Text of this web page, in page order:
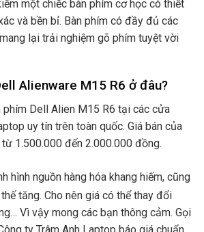
một chiếc bàn phím cơ học có thiết
và bền bỉ. Bàn phím có đầy đủ các
lại trải nghiệm gõ phím tuyệt vời
Alienware M15 R6 ở đâu?
phím Dell Alien M15 R6 tại các cửa
uy tín trên toàn quốc. Giá bán của
1.500.000 đến 2.000.000 đồng.
hình nguồn hàng hóa khang hiếm, cũng
tăng. Cho nên giá có thể thay đổi
Vì vậy mong các bạn thông cảm. Gọi